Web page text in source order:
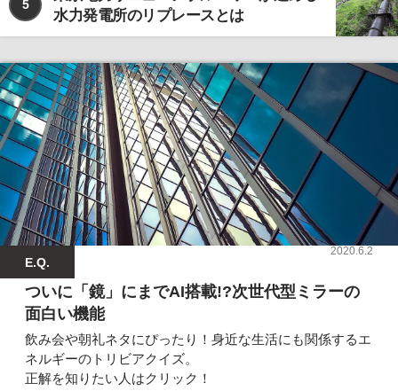
5
水力発電所のリプレースとは
E.Q.
2020.6.2
ついに「鏡」にまでAI搭載!?次世代型ミラーの
面白い機能
飲み会や朝礼ネタにぴったり！身近な生活にも関係するエ
ネルギーのトリビアクイズ。
正解を知りたい人はクリック！